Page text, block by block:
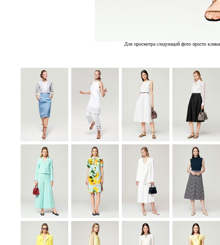
Для просмотра следующей фото просто